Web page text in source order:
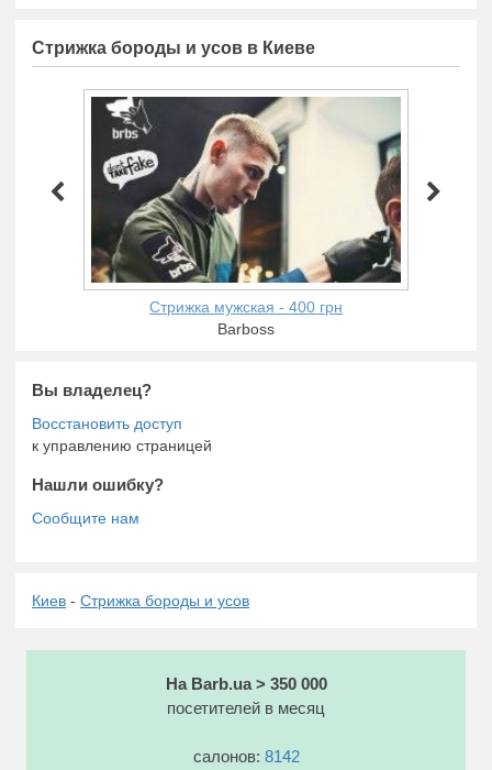
Стрижка бороды и усов в Киеве
Стрижка мужская - 400 грн
Barboss
Вы владелец?
к управлению страницей
Нашли ошибку?
Киев - Стрижка бороды и усов
На Barb.ua > 350 000
посетителей в месяц
салонов: 8142